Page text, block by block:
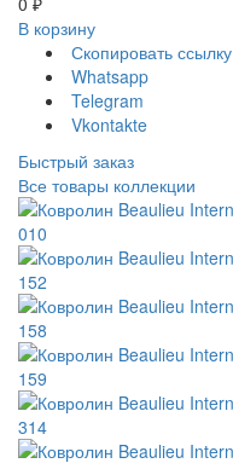
В корзину
Скопировать ссылку
Whatsapp
Telegram
Vkontakte
Быстрый заказ
Все товары коллекции